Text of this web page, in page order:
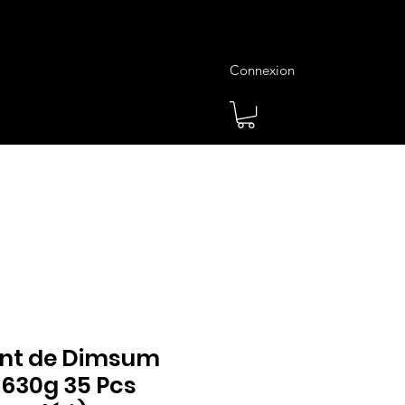
Connexion
de Dimsum
35 Pcs